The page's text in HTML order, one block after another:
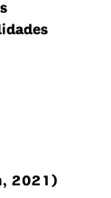
2021)